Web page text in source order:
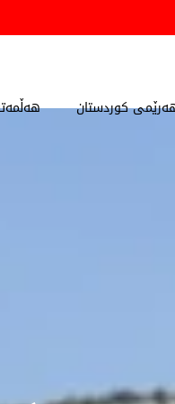
کوردستان